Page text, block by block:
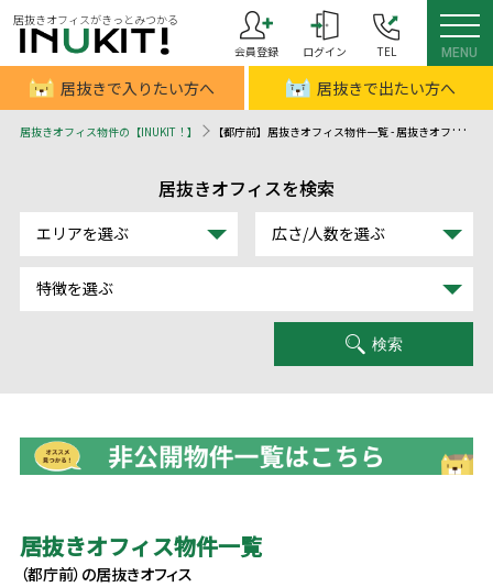
居抜きオフィスがきっとみつかる
会員登録
ログイン TEL MENU
居抜きで入りたい方へ 居抜きで出たい方へ
居抜きオフィス物件の【INUKIT！】 【都庁前】居抜きオフィス物件一覧 - 居抜きオフィスはINUKIT！（イヌキット）
居抜きオフィスを検索
エリアを選ぶ 広さ/人数を選ぶ
特徴を選ぶ
検索
居抜きオフィス物件一覧
（都庁前）の居抜きオフィス